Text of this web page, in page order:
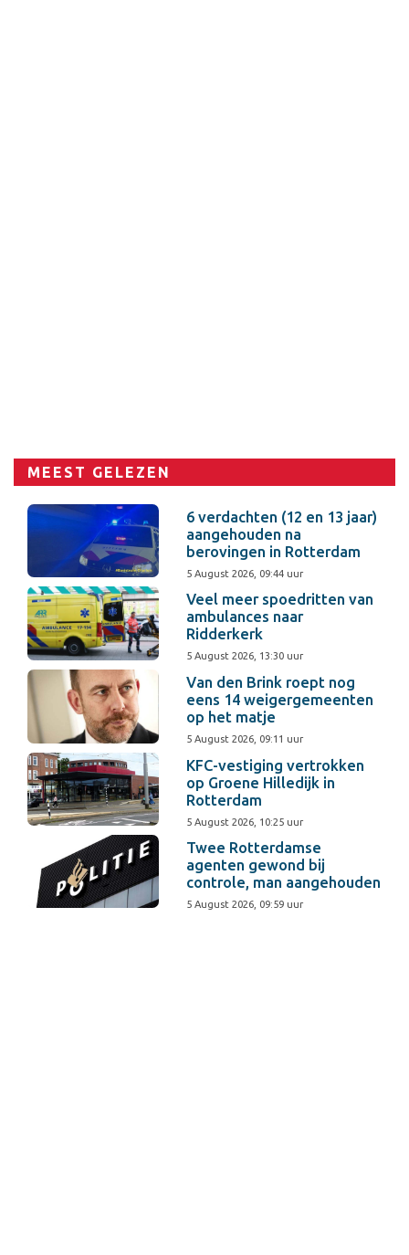
MEEST GELEZEN
6 verdachten (12 en 13 jaar)
aangehouden na
berovingen in Rotterdam
5 August 2026, 09:44 uur
Veel meer spoedritten van
ambulances naar
Ridderkerk
5 August 2026, 13:30 uur
Van den Brink roept nog
eens 14 weigergemeenten
op het matje
5 August 2026, 09:11 uur
KFC-vestiging vertrokken
op Groene Hilledijk in
Rotterdam
5 August 2026, 10:25 uur
Twee Rotterdamse
agenten gewond bij
controle, man aangehouden
5 August 2026, 09:59 uur